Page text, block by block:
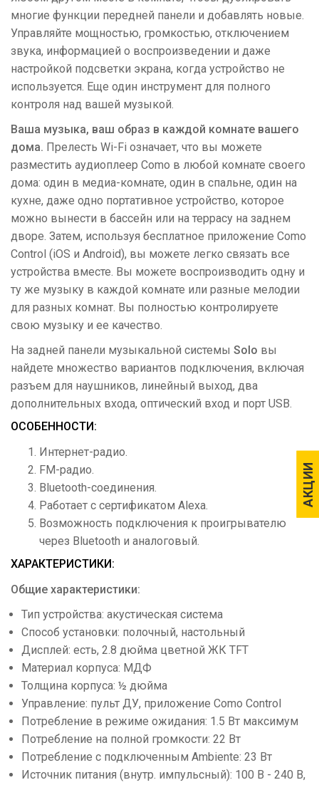
АКЦИИ
АКЦИИ
многие функции передней панели и добавлять новые.
Управляйте мощностью, громкостью, отключением
звука, информацией о воспроизведении и даже
настройкой подсветки экрана, когда устройство не
используется. Еще один инструмент для полного
контроля над вашей музыкой.
Ваша музыка, ваш образ в каждой комнате вашего
дома. Прелесть Wi-Fi означает, что вы можете
разместить аудиоплеер Como в любой комнате своего
дома: один в медиа-комнате, один в спальне, один на
кухне, даже одно портативное устройство, которое
можно вынести в бассейн или на террасу на заднем
дворе. Затем, используя бесплатное приложение Como
Control (iOS и Android), вы можете легко связать все
устройства вместе. Вы можете воспроизводить одну и
ту же музыку в каждой комнате или разные мелодии
для разных комнат. Вы полностью контролируете
свою музыку и ее качество.
На задней панели музыкальной системы Solo вы
найдете множество вариантов подключения, включая
разъем для наушников, линейный выход, два
дополнительных входа, оптический вход и порт USB.
ОСОБЕННОСТИ:
Интернет-радио.
FM-радио.
Bluetooth-соединения.
Работает с сертификатом Alexa.
Возможность подключения к проигрывателю
через Bluetooth и аналоговый.
ХАРАКТЕРИСТИКИ:
Общие характеристики:
Тип устройства: акустическая система
Способ установки: полочный, настольный
Дисплей: есть, 2.8 дюйма цветной ЖК TFT
Материал корпуса: МДФ
Толщина корпуса: ½ дюйма
Управление: пульт ДУ, приложение Como Control
Потребление в режиме ожидания: 1.5 Вт максимум
Потребление на полной громкости: 22 Вт
Потребление с подключенным Ambiente: 23 Вт
Источник питания (внутр. импульсный): 100 В - 240 В,